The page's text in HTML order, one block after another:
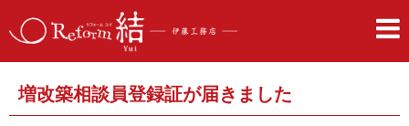
増改築相談員登録証が届きました